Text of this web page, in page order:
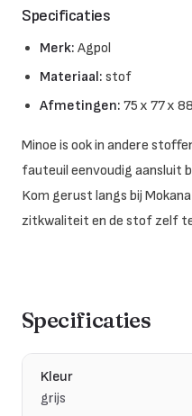
Specificaties
Merk: Agpol
Materiaal: stof
Afmetingen: 75 x 77 x
Minoe is ook in andere
fauteuil eenvoudig aansluit
Kom gerust langs bij
zitkwaliteit en de stof zelf
Specificaties
Kleur
grijs